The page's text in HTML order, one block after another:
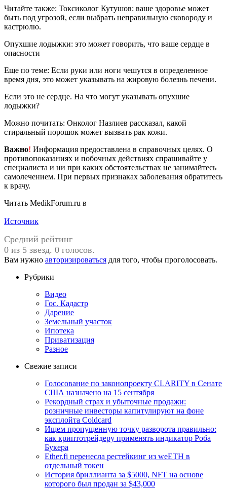
Читайте также: Токсиколог Кутушов: ваше здоровье может
быть под угрозой, если выбрать неправильную сковороду и
кастрюлю.
Опухшие лодыжки: это может говорить, что ваше сердце в
опасности
Еще по теме: Если руки или ноги чешутся в определенное
время дня, это может указывать на жировую болезнь печени.
Если это не сердце. На что могут указывать опухшие
лодыжки?
Можно почитать: Онколог Назлиев рассказал, какой
стиральный порошок может вызвать рак кожи.
Важно! Информация предоставлена в справочных целях. О
противопоказаниях и побочных действиях спрашивайте у
специалиста и ни при каких обстоятельствах не занимайтесь
самолечением. При первых признаках заболевания обратитесь
к врачу.
Читать MedikForum.ru в
Источник
Средний рейтинг
0 из 5 звезд. 0 голосов.
Вам нужно авторизироваться для того, чтобы проголосовать.
Рубрики
Видео
Гос. Кадастр
Дарение
Земельный участок
Ипотека
Приватизация
Разное
Свежие записи
Голосование по законопроекту CLARITY в Сенате
США назначено на 15 сентября
Рекордный страх и убыточные продажи:
розничные инвесторы капитулируют на фоне
эксплойта Coldcard
Ищем пропущенную точку разворота правильно:
как криптотрейдеру применять индикатор Роба
Букера
Ether.fi перенесла рестейкинг из weETH в
отдельный токен
История бриллианта за $5000, NFT на основе
которого был продан за $43,000